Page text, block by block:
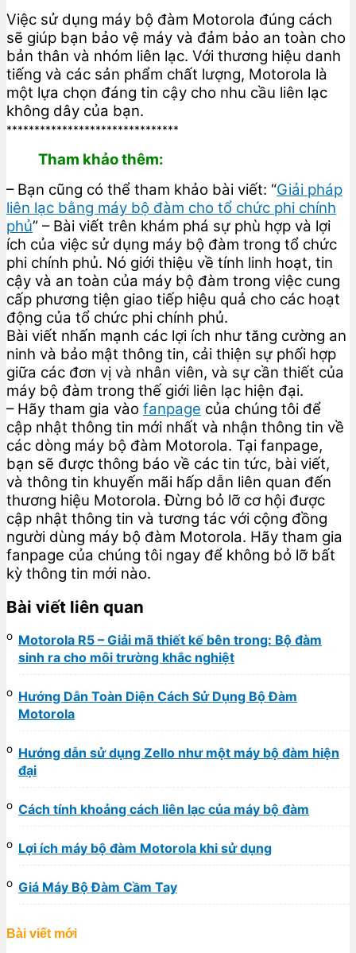
Việc sử dụng máy bộ đàm Motorola đúng cách
sẽ giúp bạn bảo vệ máy và đảm bảo an toàn cho
bản thân và nhóm liên lạc. Với thương hiệu danh
tiếng và các sản phẩm chất lượng, Motorola là
một lựa chọn đáng tin cậy cho nhu cầu liên lạc
không dây của bạn.
*******************************
Tham khảo thêm:
– Bạn cũng có thể tham khảo bài viết: “Giải pháp
liên lạc bằng máy bộ đàm cho tổ chức phi chính
phủ” – Bài viết trên khám phá sự phù hợp và lợi
ích của việc sử dụng máy bộ đàm trong tổ chức
phi chính phủ. Nó giới thiệu về tính linh hoạt, tin
cậy và an toàn của máy bộ đàm trong việc cung
cấp phương tiện giao tiếp hiệu quả cho các hoạt
động của tổ chức phi chính phủ.
Bài viết nhấn mạnh các lợi ích như tăng cường an
ninh và bảo mật thông tin, cải thiện sự phối hợp
giữa các đơn vị và nhân viên, và sự cần thiết của
máy bộ đàm trong thế giới liên lạc hiện đại.
– Hãy tham gia vào fanpage của chúng tôi để
cập nhật thông tin mới nhất và nhận thông tin về
các dòng máy bộ đàm Motorola. Tại fanpage,
bạn sẽ được thông báo về các tin tức, bài viết,
và thông tin khuyến mãi hấp dẫn liên quan đến
thương hiệu Motorola. Đừng bỏ lỡ cơ hội được
cập nhật thông tin và tương tác với cộng đồng
người dùng máy bộ đàm Motorola. Hãy tham gia
fanpage của chúng tôi ngay để không bỏ lỡ bất
kỳ thông tin mới nào.
Bài viết liên quan
Motorola R5 – Giải mã thiết kế bên trong: Bộ đàm
sinh ra cho môi trường khắc nghiệt
Hướng Dẫn Toàn Diện Cách Sử Dụng Bộ Đàm
Motorola
Hướng dẫn sử dụng Zello như một máy bộ đàm hiện
đại
Cách tính khoảng cách liên lạc của máy bộ đàm
Lợi ích máy bộ đàm Motorola khi sử dụng
Giá Máy Bộ Đàm Cầm Tay
Bài viết mới